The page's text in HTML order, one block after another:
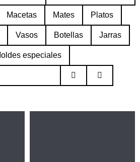
Macetas Mates Platos
Vasos Botellas Jarras
especiales